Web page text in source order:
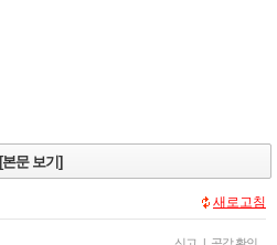
[본문 보기]
새로고침
|